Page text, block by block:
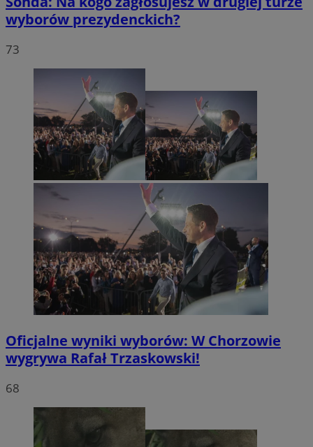
wyborów prezydenckich?
73
Oficjalne wyniki wyborów: W Chorzowie
wygrywa Rafał Trzaskowski!
68